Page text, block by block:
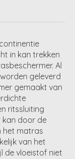
in kan trekken
Al
geleverd
gemaakt van
ritssluiting
kan door de
het matras
van het
de vloeistof niet